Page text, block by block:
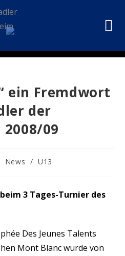
ein Fremdwort
der
09
News / U13
3 Tages-Turnier des
Des Jeunes Talents
Mont Blanc wurde von